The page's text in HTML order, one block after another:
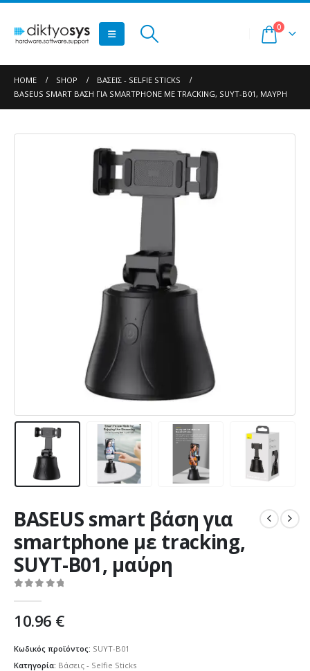
0
HOME SHOP
ΒΆΣΕΙΣ - SELFIE STICKS
BASEUS SMART ΒΆΣΗ ΓΙΑ SMARTPHONE ΜΕ TRACKING, SUYT-B01, ΜΑΎΡΗ
BASEUS smart βάση για
smartphone με tracking,
SUYT-B01, μαύρη
10.96 €
Κωδικός προϊόντος: SUYT-B01
Κατηγορία: Βάσεις - Selfie Sticks